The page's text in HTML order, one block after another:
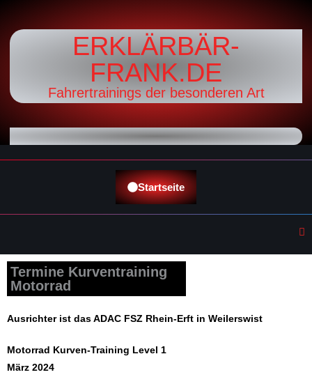
ERKLÄRBÄR-
FRANK.DE
Fahrertrainings der besonderen Art
Startseite
Termine Kurventraining
Motorrad
Ausrichter ist das ADAC FSZ Rhein-Erft in Weilerswist
Motorrad Kurven-Training Level 1
März 2024